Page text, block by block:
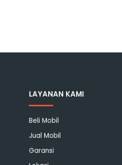
LAYANAN KAMI
Beli Mobil
Jual Mobil
Garansi